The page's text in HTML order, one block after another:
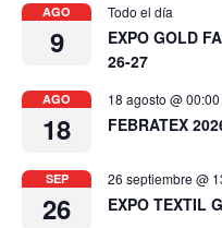
AGO
9
Todo el día
EXPO GOLD
26-27
AGO
18
18 agosto @ 00:00
FEBRATEX
SEP
26
26 septiembre @
EXPO TEXTIL